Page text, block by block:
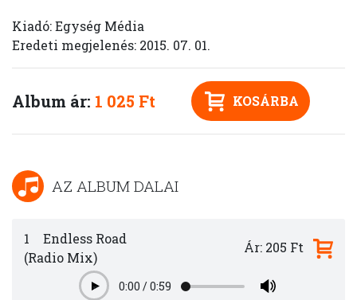
Kiadó: Egység Média
Eredeti megjelenés: 2015. 07. 01.
Album ár: 1 025 Ft KOSÁRBA
AZ ALBUM DALAI
1
Endless Road
(Radio Mix)
Play0:00 /0:59
Ár: 205 Ft